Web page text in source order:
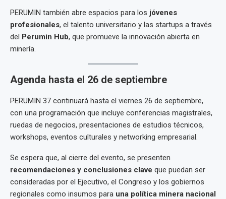
PERUMIN también abre espacios para los jóvenes
profesionales, el talento universitario y las startups a través
del Perumin Hub, que promueve la innovación abierta en
minería.
Agenda hasta el 26 de septiembre
PERUMIN 37 continuará hasta el viernes 26 de septiembre,
con una programación que incluye conferencias magistrales,
ruedas de negocios, presentaciones de estudios técnicos,
workshops, eventos culturales y networking empresarial.
Se espera que, al cierre del evento, se presenten
recomendaciones y conclusiones clave que puedan ser
consideradas por el Ejecutivo, el Congreso y los gobiernos
regionales como insumos para una política minera nacional